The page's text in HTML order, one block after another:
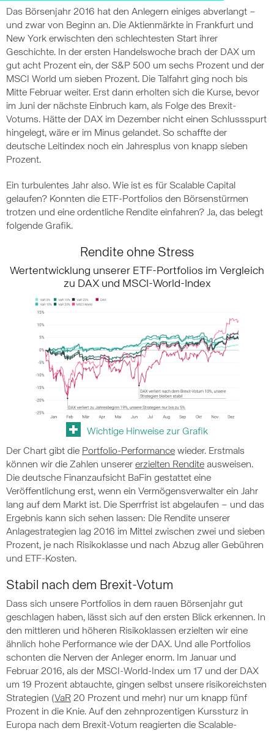
Das Börsenjahr 2016 hat den Anlegern einiges abverlangt –
und zwar von Beginn an. Die Aktienmärkte in Frankfurt und
New York erwischten den schlechtesten Start ihrer
Geschichte. In der ersten Handelswoche brach der DAX um
gut acht Prozent ein, der S&P 500 um sechs Prozent und der
MSCI World um sieben Prozent. Die Talfahrt ging noch bis
Mitte Februar weiter. Erst dann erholten sich die Kurse, bevor
im Juni der nächste Einbruch kam, als Folge des Brexit-
Votums. Hätte der DAX im Dezember nicht einen Schlussspurt
hingelegt, wäre er im Minus gelandet. So schaffte der
deutsche Leitindex noch ein Jahresplus von knapp sieben
Prozent.
Ein turbulentes Jahr also. Wie ist es für Scalable Capital
gelaufen? Konnten die ETF-Portfolios den Börsenstürmen
trotzen und eine ordentliche Rendite einfahren? Ja, das belegt
folgende Grafik.
Rendite ohne Stress
Wertentwicklung unserer ETF-Portfolios im Vergleich
zu DAX und MSCI-World-Index
Wichtige Hinweise zur Grafik
Der Chart gibt die Portfolio-Performance wieder. Erstmals
können wir die Zahlen unserer erzielten Rendite ausweisen.
Die deutsche Finanzaufsicht BaFin gestattet eine
Veröffentlichung erst, wenn ein Vermögensverwalter ein Jahr
lang auf dem Markt ist. Die Sperrfrist ist abgelaufen – und das
Ergebnis kann sich sehen lassen: Die Rendite unserer
Anlagestrategien lag 2016 im Mittel zwischen zwei und sieben
Prozent, je nach Risikoklasse und nach Abzug aller Gebühren
und ETF-Kosten.
Stabil nach dem Brexit-Votum
Dass sich unsere Portfolios in dem rauen Börsenjahr gut
geschlagen haben, lässt sich auf den ersten Blick erkennen. In
den mittleren und höheren Risikoklassen erzielten wir eine
ähnlich hohe Performance wie der DAX. Und alle Portfolios
schonten die Nerven der Anleger enorm. Im Januar und
Februar 2016, als der MSCI-World-Index um 17 und der DAX
um 19 Prozent abtauchte, gingen selbst unsere risikoreichsten
Strategien (VaR 20 Prozent und mehr) nur um knapp fünf
Prozent in die Knie. Auf den zehnprozentigen Kurssturz in
Europa nach dem Brexit-Votum reagierten die Scalable-